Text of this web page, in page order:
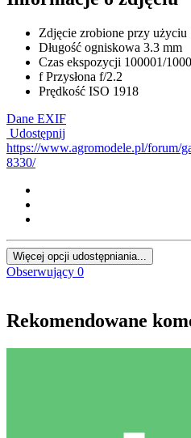
Zdjęcie zrobione przy użyciu
Długość ogniskowa 3.3 mm
Czas ekspozycji 100001/
f Przysłona f/2.2
Prędkość ISO 1918
Dane EXIF
Udostępnij
https://www.agromodele.pl/forum/
8330/
Więcej opcji udostępniania...
Obserwujący 0
Rekomendowane